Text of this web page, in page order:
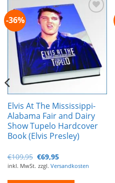
-36%
Zur
Wunschliste
hinzufügen
Elvis At The Mississippi-
Alabama Fair and Dairy
Show Tupelo Hardcover
Book (Elvis Presley)
€109,95 Ursprünglicher
Preis
war:
€69,95Aktueller
Preis
ist:
inkl. MwSt. zzgl. Versandkosten